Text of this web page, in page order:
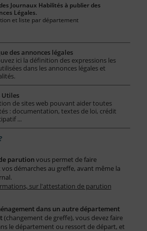
Journaux Habilités à publier des
Légales.
et liste par département
des annonces légales
ici la définition des expressions les
dans les annonces légales et
Utiles
de sites web pouvant aider toutes
: documentation, textes de loi, crédit
...
parution vous permet de faire
démarches au greffe, avant même la
sur l'attestation de parution
dans un autre département
(changement de greffe), vous devez faire
le département ou ressort de départ, et